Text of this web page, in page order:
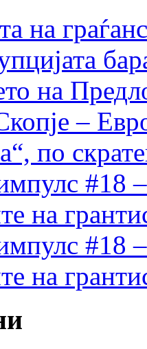
на
на
–
по
#18
на
#18
на